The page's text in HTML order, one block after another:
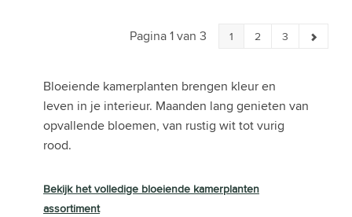
Pagina 1 van 3 1 2 3
Bloeiende kamerplanten brengen kleur en
leven in je interieur. Maanden lang genieten van
opvallende bloemen, van rustig wit tot vurig
rood.
Bekijk het volledige bloeiende kamerplanten
assortiment